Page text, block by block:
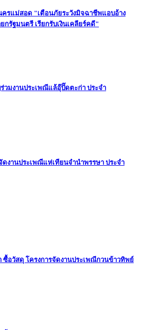
รแม่สอด "เตือนภัยระวังมิจฉาชีพแอบอ้าง
รัฐมนตรี เรียกรับเงินเคลียร์คดี"
มงานประเพณีแล้อุ๊ปั๊ดตะก่า ประจำ
งานประเพณีแห่เทียนจำนำพรรษา ประจำ
ซื้อวัสดุ โครงการจัดงานประเพณีกวนข้าวทิพย์